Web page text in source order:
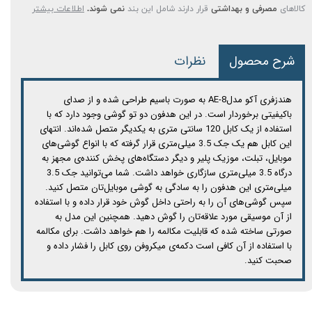
کالاهای مصرفی و بهداشتی قرار دارند شامل این بند نمی شوند. اطلاعات بیشتر
شرح محصول نظرات
هندزفری آکو مدلAE-8 به صورت باسیم طراحی شده و از صدای
باکیفیتی برخوردار است. در این هدفون دو تو گوشی وجود دارد که با
استفاده از یک کابل 120 سانتی متری به یکدیگر متصل شده‌اند. انتهای
این کابل هم یک جک 3.5 میلی‌متری قرار گرفته که با انواع گوشی‌های
موبایل، تبلت، موزیک پلیر و دیگر دستگاه‌های پخش کننده‌ی مجهز به
درگاه 3.5 میلی‌متری سازگاری خواهد داشت. شما می‌توانید جک 3.5
میلی‌متری این هدفون را به سادگی به گوشی موبایل‌تان متصل کنید.
سپس گوشی‌های آن را به راحتی داخل گوش خود قرار داده و با استفاده
از آن موسیقی مورد علاقه‌تان را گوش دهید. همچنین این مدل به
صورتی ساخته شده که قابلیت مکالمه را هم خواهد داشت. برای مکالمه
با استفاده از آن کافی است دکمه‌ی میکروفن روی کابل را فشار داده و
صحبت کنید.